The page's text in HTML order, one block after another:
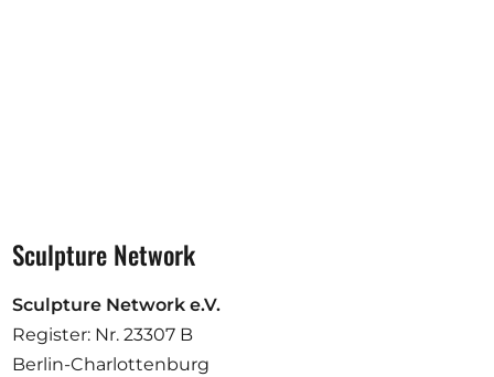
Help
Sculpture Network
Sculpture Network e.V.
Register: Nr. 23307 B
Berlin-Charlottenburg